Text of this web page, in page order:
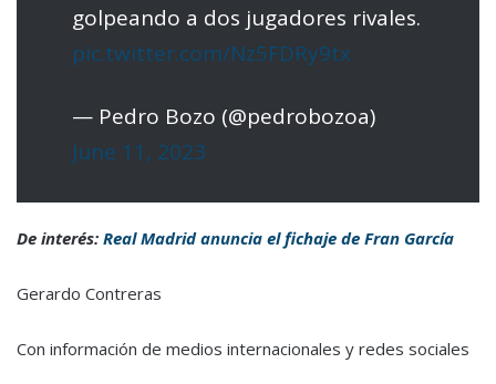
golpeando a dos jugadores rivales.
pic.twitter.com/Nz5FDRy9tx
— Pedro Bozo (@pedrobozoa)
June 11, 2023
De interés: Real Madrid anuncia el fichaje de Fran García
Gerardo Contreras
Con información de medios internacionales y redes sociales